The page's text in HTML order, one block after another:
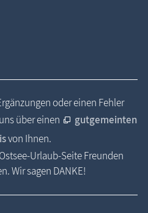
oder einen Fehler
über einen
gutgemeinten
von Ihnen.
Urlaub-Seite Freunden
Wir sagen DANKE!